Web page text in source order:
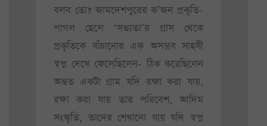
বলব তো? জামদেশপুরের ক’জন প্রকৃতি-
পাগল ছেলে ‘সভ্যতা’র গ্রাস থেকে
প্রকৃতিকে বাঁচানোর এক অসম্ভব সাহসী
স্বপ্ন দেখে ফেলেছিলেন- ঠিক করেছিলেন
অন্তত একটা গ্রাম যদি রক্ষা করা যায়,
রক্ষা করা যায় তার পরিবেশ, আদিম
সংস্কৃতি, তাদের শেখানো যায় যদি স্বপ্ন